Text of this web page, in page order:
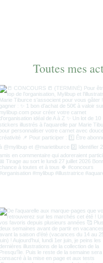
Toutes mes